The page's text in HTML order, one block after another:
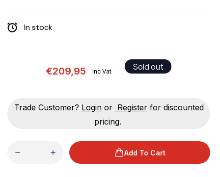
In stock
€209,95 Inc Vat Sold out
Trade Customer? Loginor Registerfor discounted
pricing.
Add To Cart